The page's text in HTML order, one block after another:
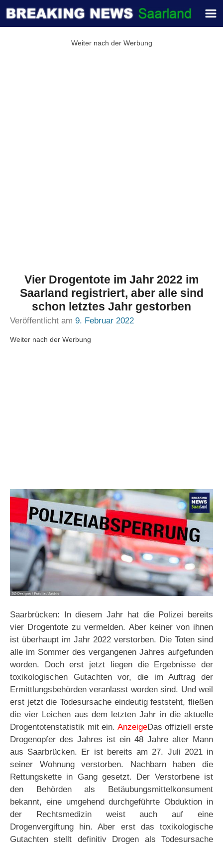
Weiter nach der Werbung
Vier Drogentote im Jahr 2022 im
Saarland registriert, aber alle sind
schon letztes Jahr gestorben
Veröffentlicht am 9. Februar 2022
Weiter nach der Werbung
Saarbrücken: In diesem Jahr hat die Polizei bereits
vier Drogentote zu vermelden. Aber keiner von ihnen
ist überhaupt im Jahr 2022 verstorben. Die Toten sind
alle im Sommer des vergangenen Jahres aufgefunden
worden. Doch erst jetzt liegen die Ergebnisse der
toxikologischen Gutachten vor, die im Auftrag der
Ermittlungsbehörden veranlasst worden sind. Und weil
erst jetzt die Todesursache eindeutig feststeht, fließen
die vier Leichen aus dem letzten Jahr in die aktuelle
Drogentotenstatistik mit ein. AnzeigeDas offiziell erste
Drogenopfer des Jahres ist ein 48 Jahre alter Mann
aus Saarbrücken. Er ist bereits am 27. Juli 2021 in
seiner Wohnung verstorben. Nachbarn haben die
Rettungskette in Gang gesetzt. Der Verstorbene ist
den Behörden als Betäubungsmittelkonsument
bekannt, eine umgehend durchgeführte Obduktion in
der Rechtsmedizin weist auch auf eine
Drogenvergiftung hin. Aber erst das toxikologische
Gutachten stellt definitiv Drogen als Todesursache